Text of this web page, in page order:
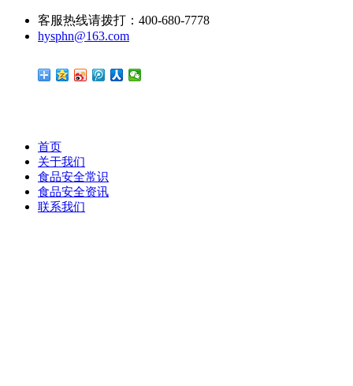
客服热线请拨打：400-680-7778
hysphn@163.com
首页
关于我们
食品安全常识
食品安全资讯
联系我们